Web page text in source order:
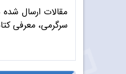
مقالات ارسال
سرگرمی، معرفی